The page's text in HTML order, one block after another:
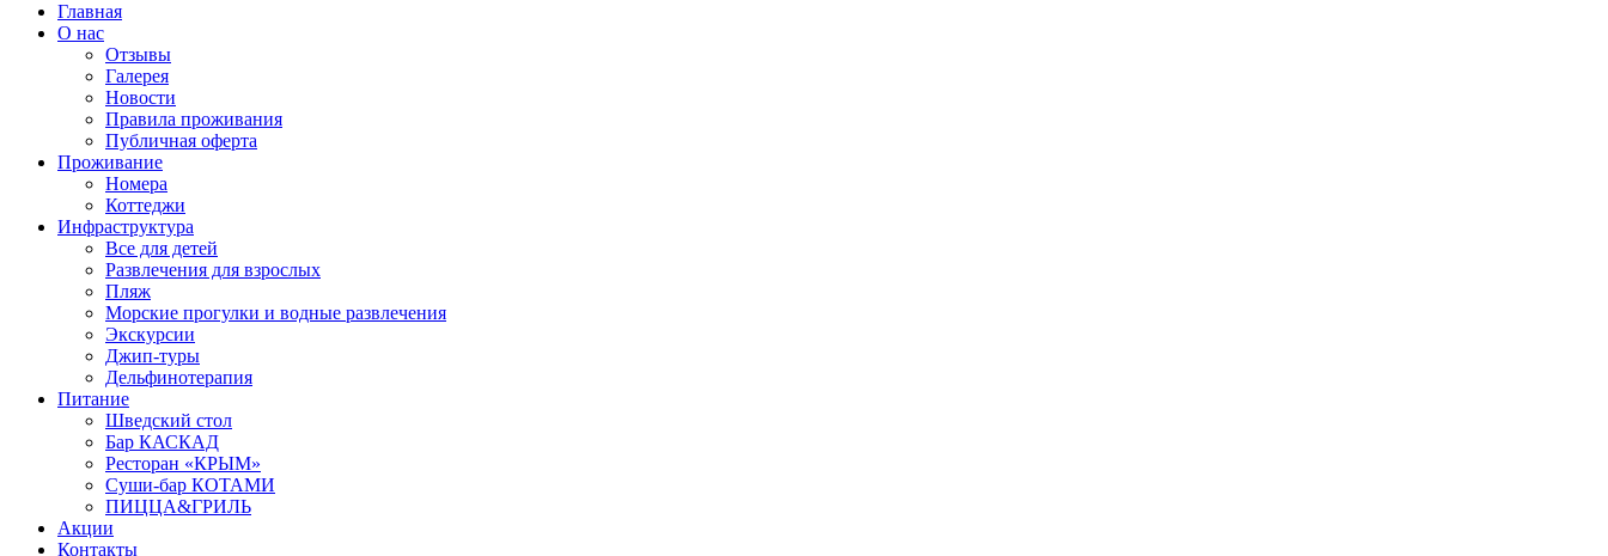
Главная
О нас
Отзывы
Галерея
Новости
Правила проживания
Публичная оферта
Проживание
Номера
Коттеджи
Инфраструктура
Все для детей
Развлечения для взрослых
Пляж
Морские прогулки и водные развлечения
Экскурсии
Джип-туры
Дельфинотерапия
Питание
Шведский стол
Бар КАСКАД
Ресторан «КРЫМ»
Суши-бар КОТАМИ
ПИЦЦА&ГРИЛЬ
Акции
Контакты